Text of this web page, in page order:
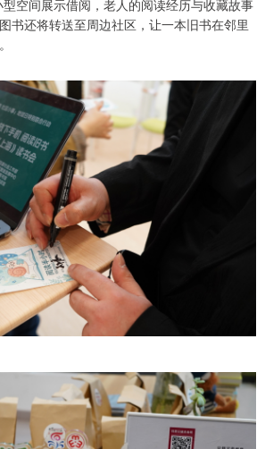
空间展示借阅，老人的阅读经历与收藏故事
书还将转送至周边社区，让一本旧书在邻里